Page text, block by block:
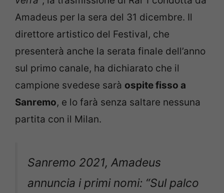
Amadeus per la sera del 31 dicembre. Il
direttore artistico del Festival, che
presenterà anche la serata finale dell’anno
sul primo canale, ha dichiarato che il
campione svedese sarà ospite fisso a
Sanremo, e lo farà senza saltare nessuna
partita con il Milan.
Sanremo 2021, Amadeus
annuncia i primi nomi: “Sul palco